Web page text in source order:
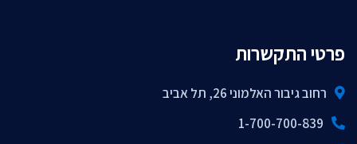
פרטי התקשרות
רחוב גיבור האלמוני 26, תל אביב
1-700-700-839